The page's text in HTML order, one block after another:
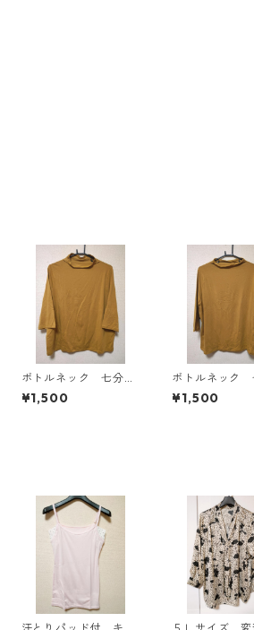
ボトルネック 七分袖
カットソー ４Ｌ マ
スタード KAE-4818
¥1,500
ボトルネック
カットソー ４
スタード KAE-
¥1,500